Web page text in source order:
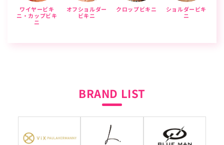
ワイヤービキ
ニ・カップビキ
ニ
オフショルダー
ビキニ
クロップビキニ
ショルダービキ
ニ
BRAND LIST